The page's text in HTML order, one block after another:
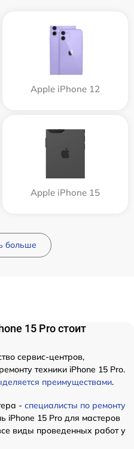
Apple iPhone 12
Apple iPhone 15
больше
15 Pro стоит
сервис-центров,
техники iPhone 15 Pro.
преимуществами.
- специалисты по ремонту
iPhone 15 Pro для мастеров
виды проведенных работ у